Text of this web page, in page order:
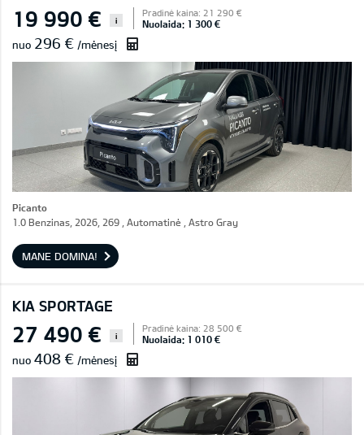
19 990 € i
Pradinė kaina: 21 290 €
Nuolaida: 1 300 €
nuo 296 € /mėnesį
Picanto
1.0 Benzinas, 2026, 269 , Automatinė , Astro Gray
MANE DOMINA!
KIA SPORTAGE
27 490 € i
Pradinė kaina: 28 500 €
Nuolaida: 1 010 €
nuo 408 € /mėnesį